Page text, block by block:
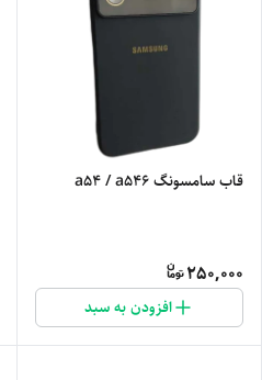
قاب سامسونگ a54 / a546
250,000
افزودن به سبد